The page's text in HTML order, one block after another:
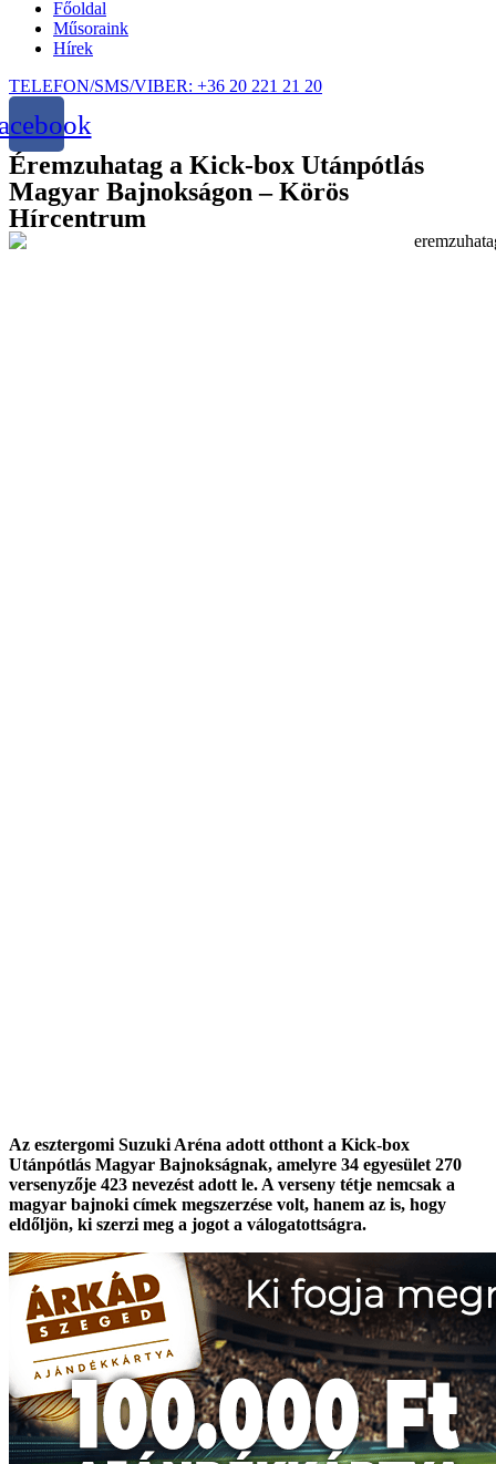
Főoldal
Műsoraink
Hírek
TELEFON/SMS/VIBER: +36 20 221 21 20
Éremzuhatag a Kick-box Utánpótlás
Magyar Bajnokságon – Körös
Hírcentrum
Az esztergomi Suzuki Aréna adott otthont a Kick-box
Utánpótlás Magyar Bajnokságnak, amelyre 34 egyesület 270
versenyzője 423 nevezést adott le. A verseny tétje nemcsak a
magyar bajnoki címek megszerzése volt, hanem az is, hogy
eldőljön, ki szerzi meg a jogot a válogatottságra.